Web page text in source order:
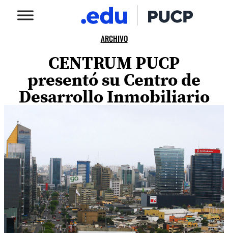
ARCHIVO
CENTRUM PUCP
presentó su Centro de
Desarrollo Inmobiliario